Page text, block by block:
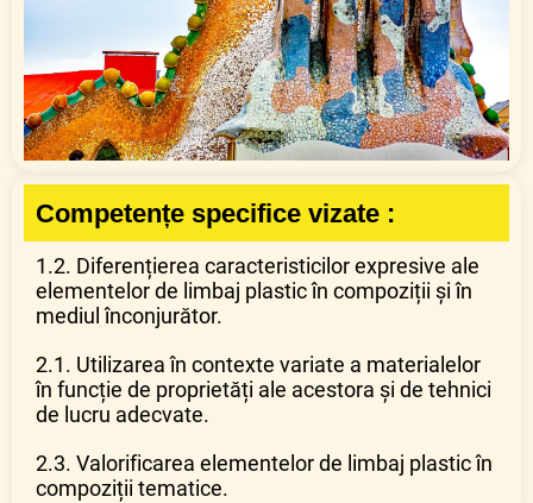
Competențe specifice vizate :
1.2. Diferențierea caracteristicilor expresive ale
elementelor de limbaj plastic în compoziții și în
mediul înconjurător.
2.1. Utilizarea în contexte variate a materialelor
în funcție de proprietăți ale acestora și de tehnici
de lucru adecvate.
2.3. Valorificarea elementelor de limbaj plastic în
compoziții tematice.